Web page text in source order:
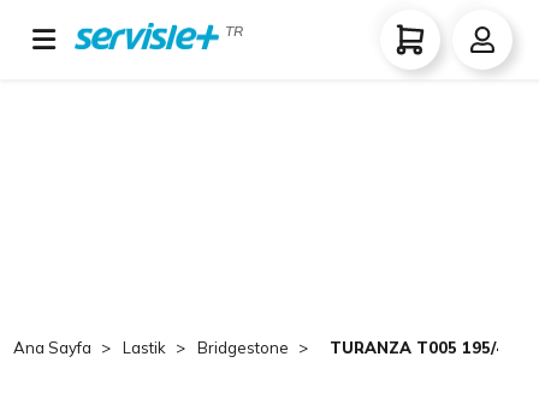
TR
Ana Sayfa Lastik Bridgestone TURANZA T005 195/45